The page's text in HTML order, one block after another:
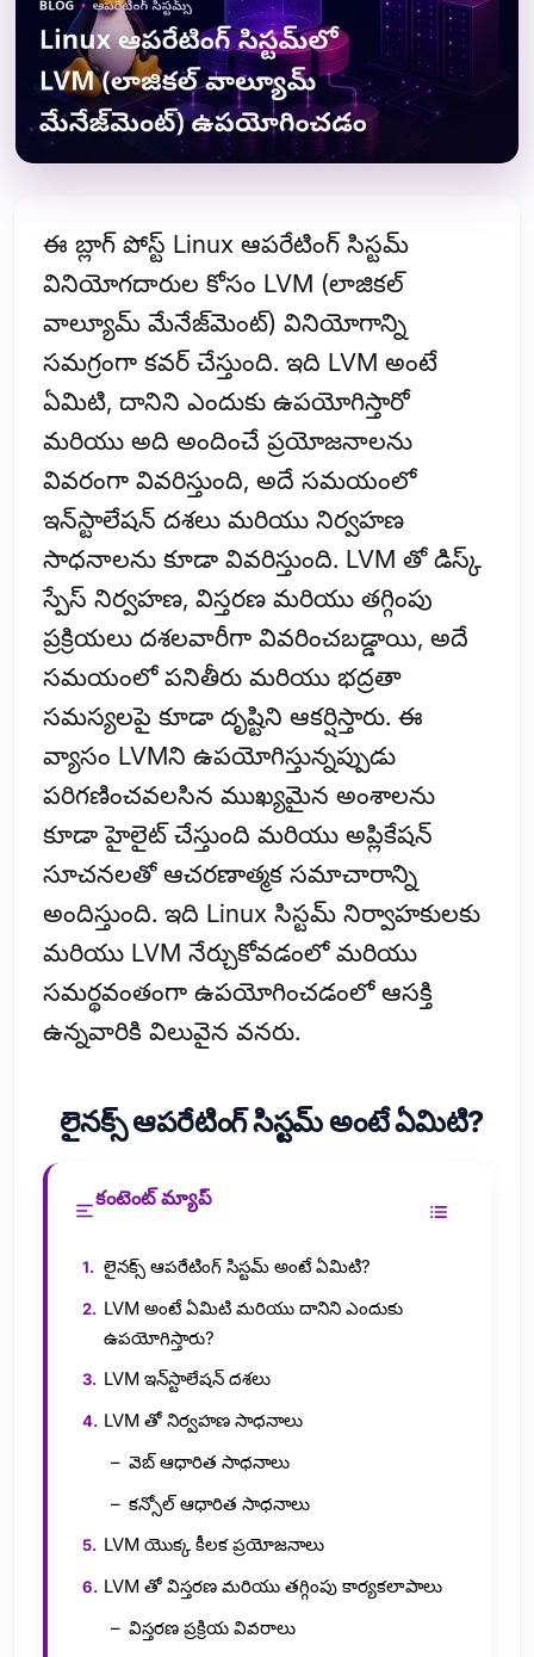
ఈ బ్లాగ్ పోస్ట్ Linux ఆపరేటింగ్ సిస్టమ్
వినియోగదారుల కోసం LVM (లాజికల్
వాల్యూమ్ మేనేజ్‌మెంట్) వినియోగాన్ని
సమగ్రంగా కవర్ చేస్తుంది. ఇది LVM అంటే
ఏమిటి, దానిని ఎందుకు ఉపయోగిస్తారో
మరియు అది అందించే ప్రయోజనాలను
వివరంగా వివరిస్తుంది, అదే సమయంలో
ఇన్‌స్టాలేషన్ దశలు మరియు నిర్వహణ
సాధనాలను కూడా వివరిస్తుంది. LVM తో డిస్క్
స్పేస్ నిర్వహణ, విస్తరణ మరియు తగ్గింపు
ప్రక్రియలు దశలవారీగా వివరించబడ్డాయి, అదే
సమయంలో పనితీరు మరియు భద్రతా
సమస్యలపై కూడా దృష్టిని ఆకర్షిస్తారు. ఈ
వ్యాసం LVMని ఉపయోగిస్తున్నప్పుడు
పరిగణించవలసిన ముఖ్యమైన అంశాలను
కూడా హైలైట్ చేస్తుంది మరియు అప్లికేషన్
సూచనలతో ఆచరణాత్మక సమాచారాన్ని
అందిస్తుంది. ఇది Linux సిస్టమ్ నిర్వాహకులకు
మరియు LVM నేర్చుకోవడంలో మరియు
సమర్థవంతంగా ఉపయోగించడంలో ఆసక్తి
ఉన్నవారికి విలువైన వనరు.
లైనక్స్ ఆపరేటింగ్ సిస్టమ్ అంటే ఏమిటి?
కంటెంట్ మ్యాప్
లైనక్స్ ఆపరేటింగ్ సిస్టమ్ అంటే ఏమిటి?
LVM అంటే ఏమిటి మరియు దానిని ఎందుకు
ఉపయోగిస్తారు?
LVM ఇన్‌స్టాలేషన్ దశలు
LVM తో నిర్వహణ సాధనాలు
వెబ్ ఆధారిత సాధనాలు
కన్సోల్ ఆధారిత సాధనాలు
LVM యొక్క కీలక ప్రయోజనాలు
LVM తో విస్తరణ మరియు తగ్గింపు కార్యకలాపాలు
విస్తరణ ప్రక్రియ వివరాలు